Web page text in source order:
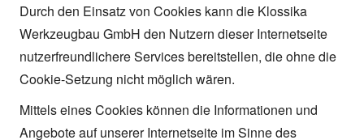
Durch den Einsatz von Cookies kann die Klossika
Werkzeugbau GmbH den Nutzern dieser Internetseite
nutzerfreundlichere Services bereitstellen, die ohne die
Cookie-Setzung nicht möglich wären.
Mittels eines Cookies können die Informationen und
Angebote auf unserer Internetseite im Sinne des